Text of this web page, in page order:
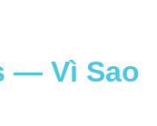
— Vì Sao